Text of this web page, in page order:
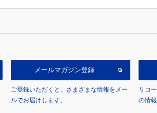
メールマガジン登録
ご登録いただくと、さまざまな情報をメー
ルでお届けします。
リコ
の情